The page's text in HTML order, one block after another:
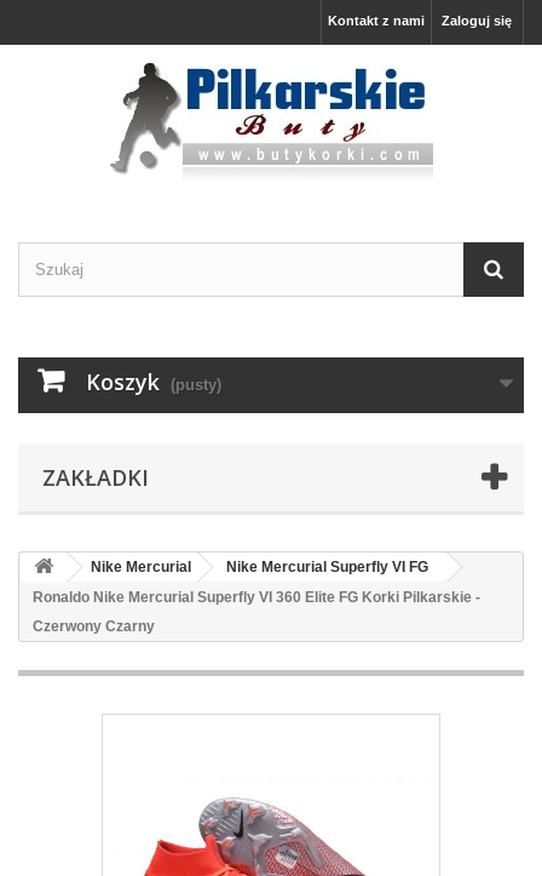
Zaloguj się
Kontakt z nami
Koszyk (pusty)
ZAKŁADKI
Nike Mercurial
Nike Mercurial Superfly VI FG
Ronaldo Nike Mercurial Superfly VI 360 Elite FG Korki Pilkarskie -
Czerwony Czarny